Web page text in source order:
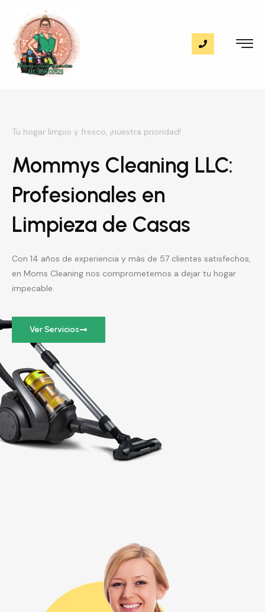
Tu hogar limpio y fresco, ¡nuestra prioridad!
Mommys Cleaning LLC:
Profesionales en
Limpieza de Casas
Con 14 años de experiencia y más de 57 clientes satisfechos,
en Moms Cleaning nos comprometemos a dejar tu hogar
impecable.
Ver Servicios